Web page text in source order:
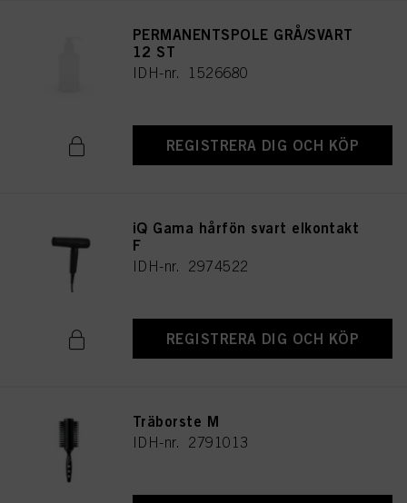
PERMANENTSPOLE GRÅ/SVART
12 ST
IDH-nr. 1526680
REGISTRERA DIG OCH KÖP
iQ Gama hårfön svart elkontakt
F
IDH-nr. 2974522
REGISTRERA DIG OCH KÖP
Träborste M
IDH-nr. 2791013